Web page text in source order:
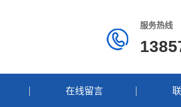
服务热线
在线留言